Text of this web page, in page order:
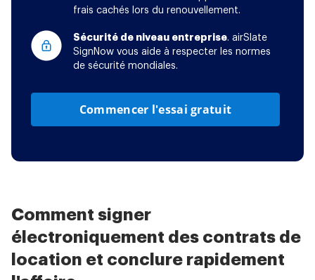
frais cachés lors du renouvellement.
Sécurité de niveau entreprise. airSlate
SignNow vous aide à respecter les normes
de sécurité mondiales.
Commencer l'essai gratuit
Comment signer
électroniquement des contrats de
location et conclure rapidement